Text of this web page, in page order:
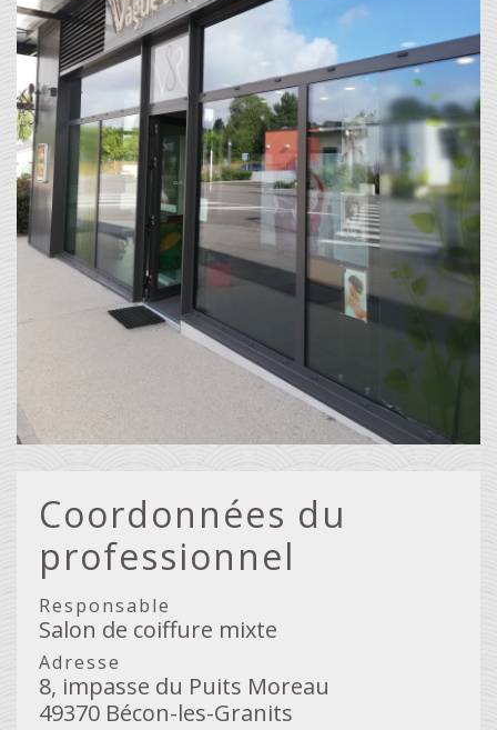
Coordonnées du
professionnel
Responsable
Salon de coiffure mixte
Adresse
8, impasse du Puits Moreau
49370 Bécon-les-Granits